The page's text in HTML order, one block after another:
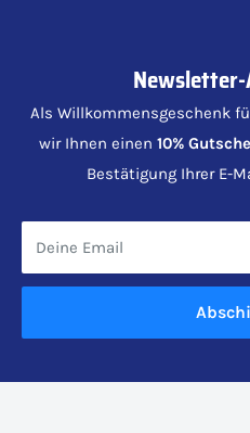
Als Willkommensgeschenk
wir Ihnen einen 10%
Bestätigung Ihrer E-
Deine Email